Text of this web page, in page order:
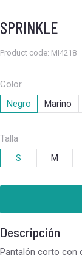
SPRINKLE
Product code: MI4218
Color
Negro
Marino
Talla
S
M
Descripción
Pantalón corto con